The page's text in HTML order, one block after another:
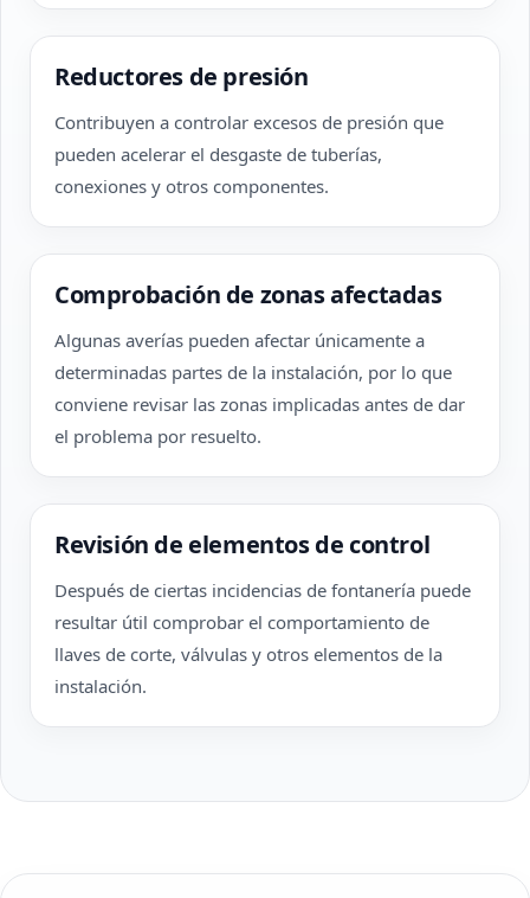
Reductores de presión
Contribuyen a controlar excesos de presión que
pueden acelerar el desgaste de tuberías,
conexiones y otros componentes.
Comprobación de zonas afectadas
Algunas averías pueden afectar únicamente a
determinadas partes de la instalación, por lo que
conviene revisar las zonas implicadas antes de dar
el problema por resuelto.
Revisión de elementos de control
Después de ciertas incidencias de fontanería puede
resultar útil comprobar el comportamiento de
llaves de corte, válvulas y otros elementos de la
instalación.